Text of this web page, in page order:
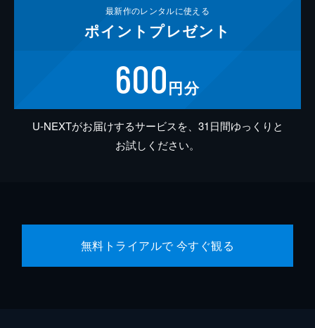
最新作のレンタルに使える
ポイント プレゼント
600円分
U-NEXTがお届けするサービスを、31日間ゆっくりと
お試しください。
無料トライアルで 今すぐ観る